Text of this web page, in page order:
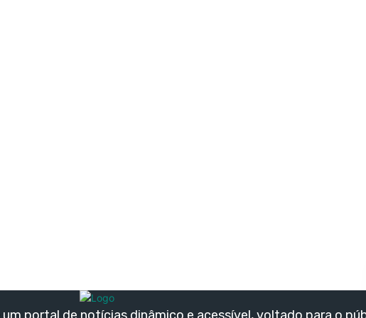
um portal de notícias dinâmico e acessível, voltado para o